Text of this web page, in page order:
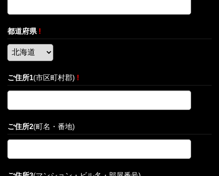
都道府県 !
ご住所1(市区町村郡) !
ご住所2(町名・番地)